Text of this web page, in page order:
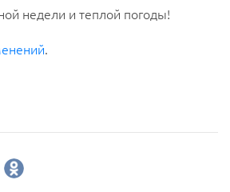
недели и теплой погоды!
.